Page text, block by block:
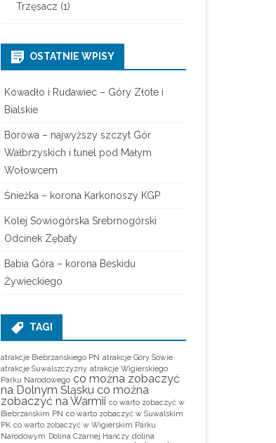
Trzęsacz (1)
OSTATNIE WPISY
Kowadło i Rudawiec – Góry Złote i
Bialskie
Borowa – najwyższy szczyt Gór
Wałbrzyskich i tunel pod Małym
Wołowcem
Śnieżka – korona Karkonoszy KGP
Kolej Sowiogórska Srebrnogórski
Odcinek Zębaty
Babia Góra – korona Beskidu
Żywieckiego
TAGI
atrakcje Biebrzańskiego PN atrakcje Góry Sowie
atrakcje Suwalszczyzny atrakcje Wigierskiego
Parku Narodowego co można zobaczyć
na Dolnym Śląsku co można
zobaczyć na Warmii co warto zobaczyć w
Biebrzańskim PN co warto zobaczyć w Suwalskim
PK co warto zobaczyć w Wigierskim Parku
Narodowym Dolina Czarnej Hańczy dolina